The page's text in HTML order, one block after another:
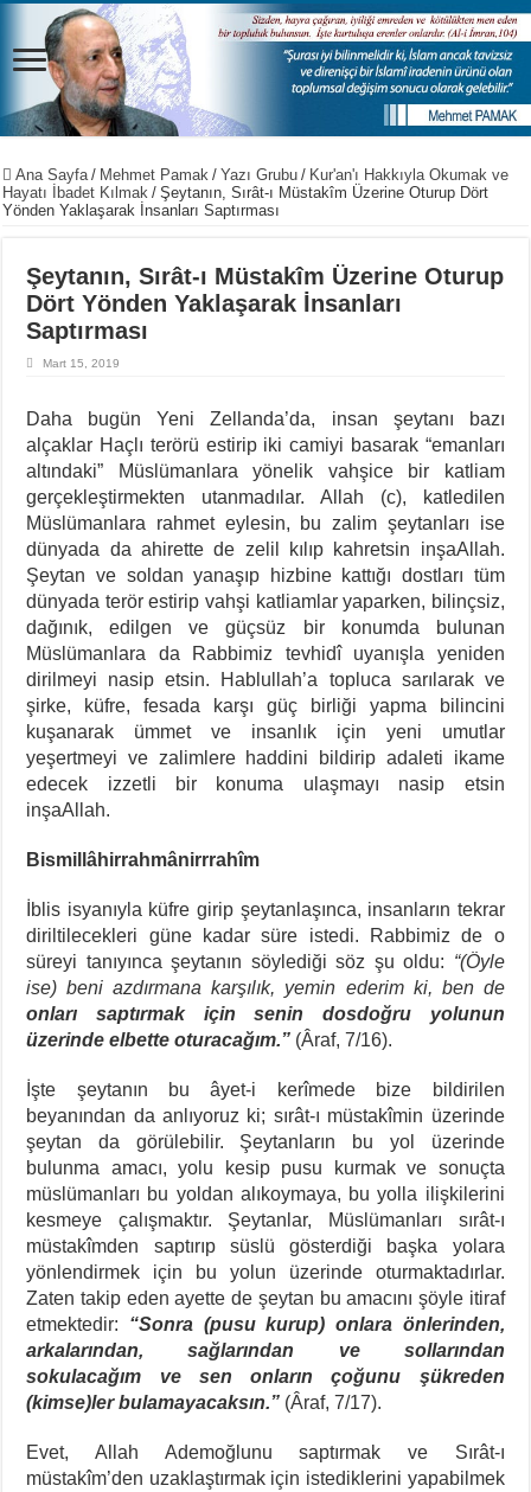
Ana Sayfa / Mehmet Pamak / Yazı Grubu / Kur'an'ı Hakkıyla Okumak ve
Hayatı İbadet Kılmak / Şeytanın, Sırât-ı Müstakîm Üzerine Oturup Dört
Yönden Yaklaşarak İnsanları Saptırması
Şeytanın, Sırât-ı Müstakîm Üzerine Oturup
Dört Yönden Yaklaşarak İnsanları
Saptırması
Mart 15, 2019
Daha bugün Yeni Zellanda’da, insan şeytanı bazı
alçaklar Haçlı terörü estirip iki camiyi basarak “emanları
altındaki” Müslümanlara yönelik vahşice bir katliam
gerçekleştirmekten utanmadılar. Allah (c), katledilen
Müslümanlara rahmet eylesin, bu zalim şeytanları ise
dünyada da ahirette de zelil kılıp kahretsin inşaAllah.
Şeytan ve soldan yanaşıp hizbine kattığı dostları tüm
dünyada terör estirip vahşi katliamlar yaparken, bilinçsiz,
dağınık, edilgen ve güçsüz bir konumda bulunan
Müslümanlara da Rabbimiz tevhidî uyanışla yeniden
dirilmeyi nasip etsin. Hablullah’a topluca sarılarak ve
şirke, küfre, fesada karşı güç birliği yapma bilincini
kuşanarak ümmet ve insanlık için yeni umutlar
yeşertmeyi ve zalimlere haddini bildirip adaleti ikame
edecek izzetli bir konuma ulaşmayı nasip etsin
inşaAllah.
Bismillâhirrahmânirrrahîm
İblis isyanıyla küfre girip şeytanlaşınca, insanların tekrar
diriltilecekleri güne kadar süre istedi. Rabbimiz de o
süreyi tanıyınca şeytanın söylediği söz şu oldu: “(Öyle
ise) beni azdırmana karşılık, yemin ederim ki, ben de
onları saptırmak için senin dosdoğru yolunun
üzerinde elbette oturacağım.” (Âraf, 7/16).
İşte şeytanın bu âyet-i kerîmede bize bildirilen
beyanından da anlıyoruz ki; sırât-ı müstakîmin üzerinde
şeytan da görülebilir. Şeytanların bu yol üzerinde
bulunma amacı, yolu kesip pusu kurmak ve sonuçta
müslümanları bu yoldan alıkoymaya, bu yolla ilişkilerini
kesmeye çalışmaktır. Şeytanlar, Müslümanları sırât-ı
müstakîmden saptırıp süslü gösterdiği başka yolara
yönlendirmek için bu yolun üzerinde oturmaktadırlar.
Zaten takip eden ayette de şeytan bu amacını şöyle itiraf
etmektedir: “Sonra (pusu kurup) onlara önlerinden,
arkalarından, sağlarından ve sollarından
sokulacağım ve sen onların çoğunu şükreden
(kimse)ler bulamayacaksın.” (Âraf, 7/17).
Evet, Allah Ademoğlunu saptırmak ve Sırât-ı
müstakîm’den uzaklaştırmak için istediklerini yapabilmek